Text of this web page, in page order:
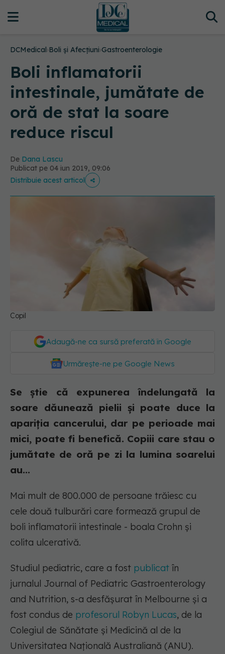
DCMedical›Boli și Afecțiuni›Gastroenterologie
Boli inflamatorii
intestinale, jumătate de
oră de stat la soare
reduce riscul
De Dana Lascu
Publicat pe 04 iun 2019, 09:06
Distribuie acest articol
Copil
Adaugă-ne ca sursă preferată în Google
Urmărește-ne pe Google News
Se știe că expunerea îndelungată la
soare dăunează pielii și poate duce la
apariția cancerului, dar pe perioade mai
mici, poate fi benefică. Copiii care stau o
jumătate de oră pe zi la lumina soarelui
au...
Mai mult de 800.000 de persoane trăiesc cu
cele două tulburări care formează grupul de
boli inflamatorii intestinale - boala Crohn și
colita ulcerativă.
Studiul pediatric, care a fost publicat în
jurnalul Journal of Pediatric Gastroenterology
and Nutrition, s-a desfășurat în Melbourne și a
fost condus de profesorul Robyn Lucas, de la
Colegiul de Sănătate și Medicină al de la
Universitatea Națională Australiană (ANU).